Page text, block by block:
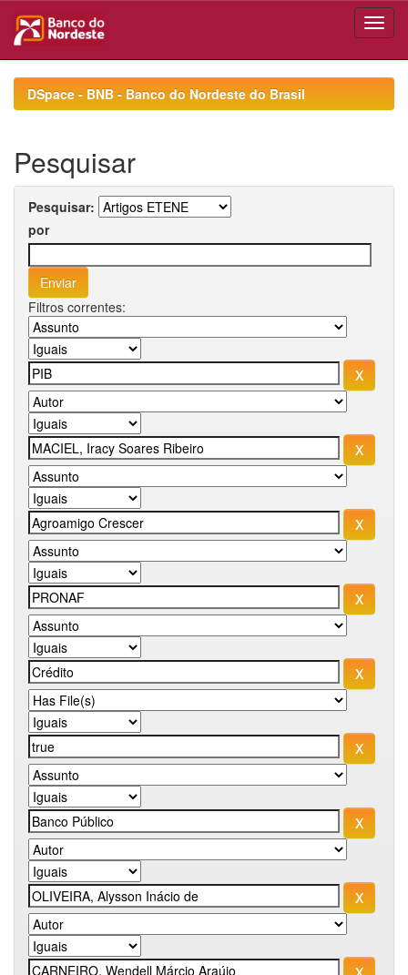
navigationDSpace - BNB - Banco do Nordeste do Brasil
Pesquisar
Pesquisar:
por
Filtros correntes: